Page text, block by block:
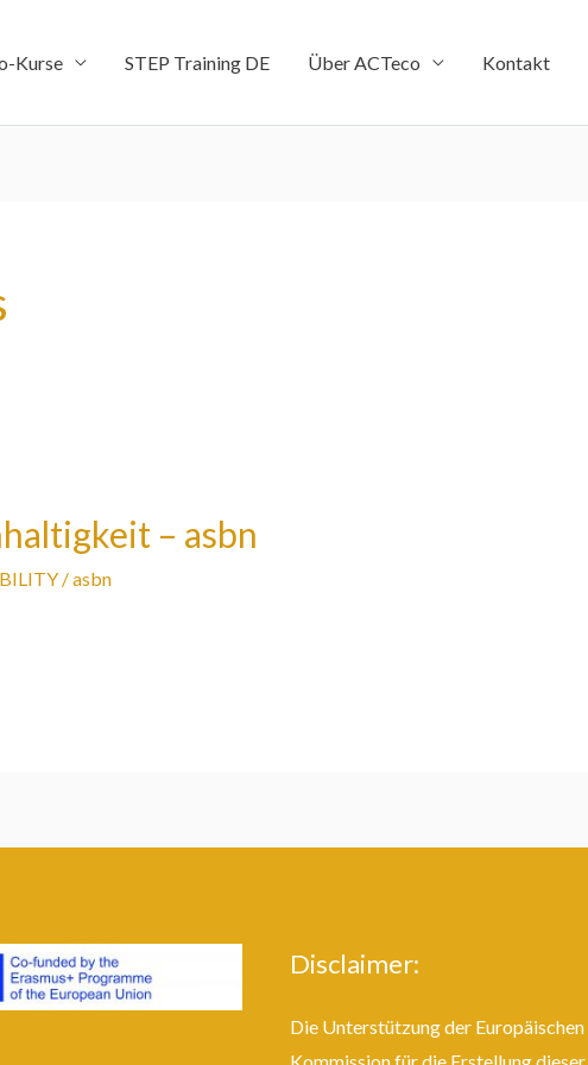
Kurse STEP Training DE Über ACTeco Kontakt
– asbn
/asbn
Disclaimer:
Die Unterstützung der Europäischen